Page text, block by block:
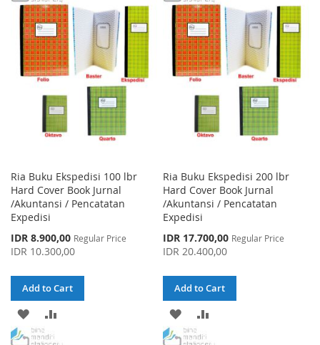
WISH
LIST
COMPARE
WISH
LIST
COMPARE
Ria Buku Ekspedisi 100 lbr
Hard Cover Book Jurnal
/Akuntansi / Pencatatan
Expedisi
Special
Price
IDR 8.900,00 Regular Price
IDR 10.300,00
Add to Cart
ADD
TO
Ria Buku Ekspedisi 200 lbr
Hard Cover Book Jurnal
/Akuntansi / Pencatatan
Expedisi
Special
Price
IDR 17.700,00 Regular Price
IDR 20.400,00
Add to Cart
ADD
TO